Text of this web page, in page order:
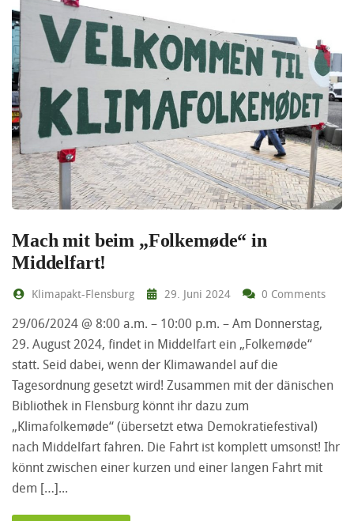
Mach mit beim „Folkemøde“ in
Middelfart!
Klimapakt-Flensburg 29. Juni 2024 0 Comments
29/06/2024 @ 8:00 a.m. – 10:00 p.m. – Am Donnerstag,
29. August 2024, findet in Middelfart ein „Folkemøde“
statt. Seid dabei, wenn der Klimawandel auf die
Tagesordnung gesetzt wird! Zusammen mit der dänischen
Bibliothek in Flensburg könnt ihr dazu zum
„Klimafolkemøde“ (übersetzt etwa Demokratiefestival)
nach Middelfart fahren. Die Fahrt ist komplett umsonst! Ihr
könnt zwischen einer kurzen und einer langen Fahrt mit
dem […]